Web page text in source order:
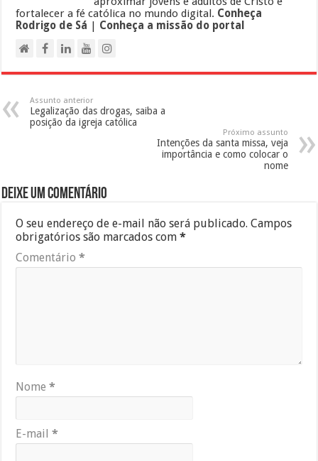
fortalecer a fé católica no mundo digital. Conheça
Rodrigo de Sá | Conheça a missão do portal
Assunto anterior
Legalização das drogas, saiba a
posição da igreja católica
Próximo assunto
Intenções da santa missa, veja
importância e como colocar o
nome
Deixe um comentário
O seu endereço de e-mail não será publicado. Campos
obrigatórios são marcados com*
Comentário*
Nome*
E-mail*